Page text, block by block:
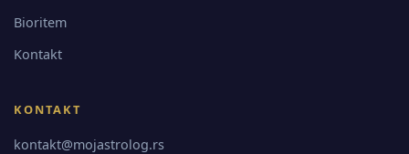
Bioritem
Kontakt
KONTAKT
kontakt@mojastrolog.rs